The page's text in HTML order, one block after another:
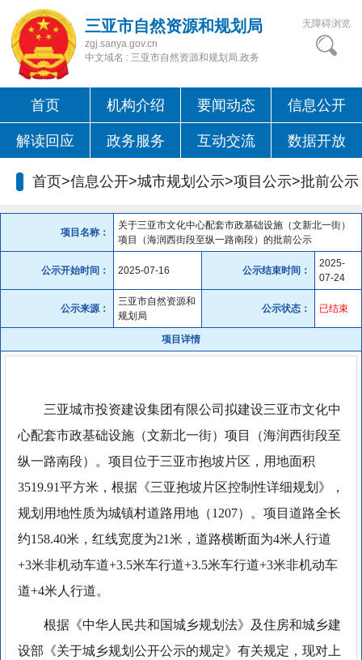
三亚市自然资源和规划局
zgj.sanya.gov.cn
中文域名 : 三亚市自然资源和规划局.政务
无障碍浏览
首页 机构介绍 要闻动态 信息公开
解读回应 政务服务 互动交流 数据开放
首页>信息公开>城市规划公示>项目公示>批前公示
项目名称：
关于三亚市文化中心配套市政基础设施（文新北一街）
项目（海润西街段至纵一路南段）的批前公示
公示开始时间： 2025-07-16 公示结束时间：
2025-
07-24
公示来源：
三亚市自然资源和
规划局
公示状态： 已结束
项目详情
三亚城市投资建设集团有限公司拟建设三亚市文化中
心配套市政基础设施（文新北一街）项目（海润西街段至
纵一路南段）。项目位于三亚市抱坡片区，用地面积
3519.91平方米，根据《三亚抱坡片区控制性详细规划》，
规划用地性质为城镇村道路用地（1207）。项目道路全长
约158.40米，红线宽度为21米，道路横断面为4米人行道
+3米非机动车道+3.5米车行道+3.5米车行道+3米非机动车
道+4米人行道。
根据《中华人民共和国城乡规划法》及住房和城乡建
设部《关于城乡规划公开公示的规定》有关规定，现对上